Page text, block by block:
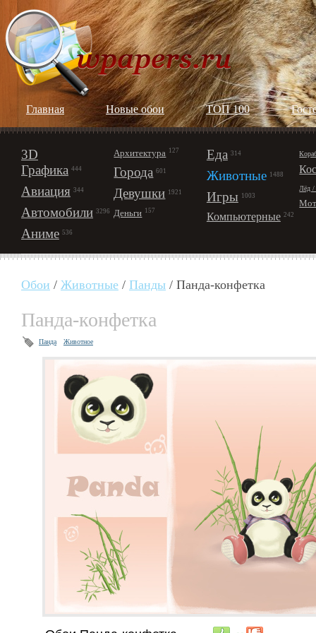
Главная Новые обои ТОП 100
3D
Графика 444
Авиация 344
Автомобили 3296
Аниме 536
Архитектура 127
Города 601
Девушки 1921
Деньги 157
Еда 314
Животные 1488
Игры 1003
Компьютерные 242
Лёд
Обои / Животные / Панды / Панда-конфетка
Панда-конфетка
Панда Животное